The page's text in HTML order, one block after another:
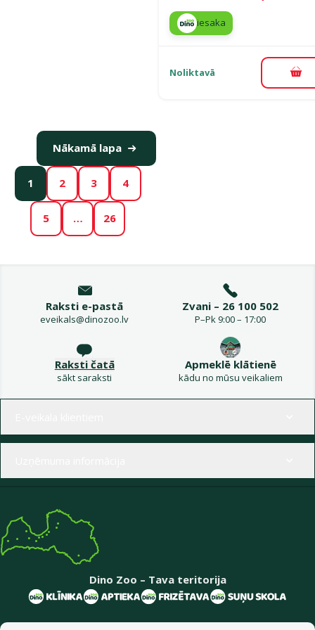
iesaka
Noliktavā
1 2 3 4
5 … 26
Nākamā lapa
Raksti e-pastā
eveikals@dinozoo.lv
Zvani – 26 100 502
P–Pk 9:00 – 17:00
Raksti čatā
sākt saraksti
Apmeklē klātienē
kādu no mūsu veikaliem
Dino Zoo – Tava teritorija